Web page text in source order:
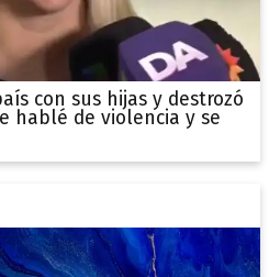
con sus hijas y destrozó
hablé de violencia y se